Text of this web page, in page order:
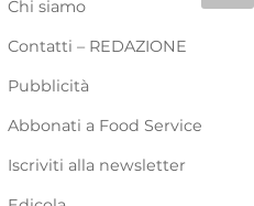
Chi siamo
Contatti – REDAZIONE
Pubblicità
Abbonati a Food Service
Iscriviti alla newsletter